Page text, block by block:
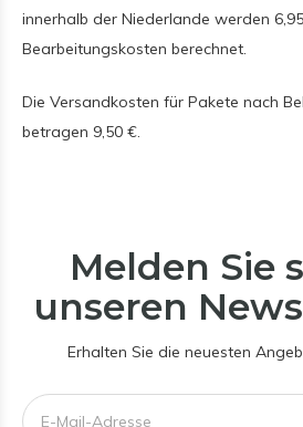
innerhalb der Niederlande werden
Bearbeitungskosten berechnet.
Die Versandkosten für Pakete nach
betragen 9,50 €.
Melden Sie
unseren
Erhalten Sie die neuesten